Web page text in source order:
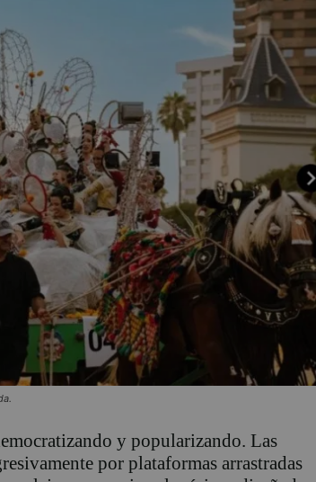
y popularizando. Las
por plataformas arrastradas